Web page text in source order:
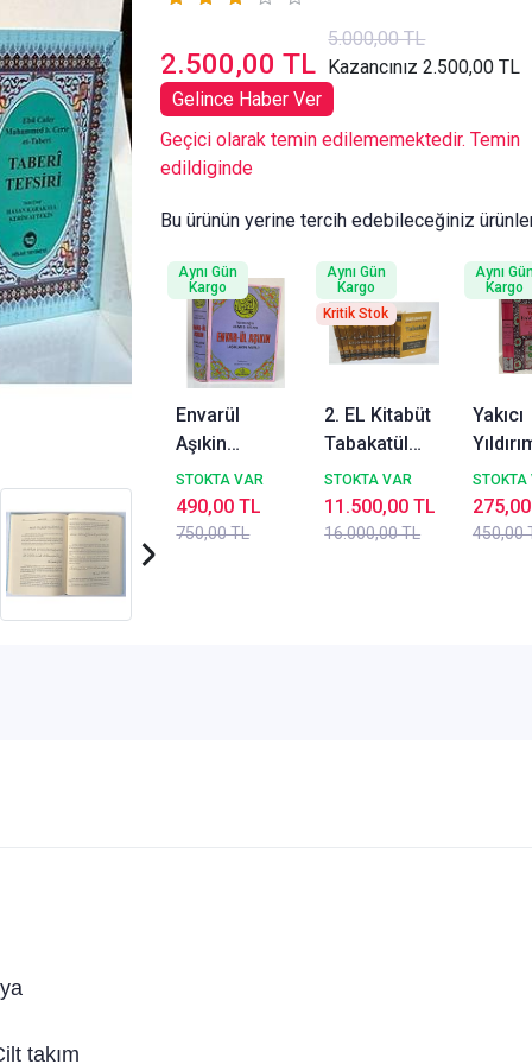
2.500,00 TL
5.000,00 TL
Kazancınız 2.500,00 TL
Gelince Haber Ver
Geçici olarak temin edilememektedir. Temin
edildiginde
Bu ürünün yerine tercih edebileceğiniz
Envarül
Aşıkin
Aşıkların
Nuru Y.
Ahmed
STOKTA VAR
750,00 TL
490,00 TL
Aynı Gün
Kargo
2. EL Kitabüt
Tabakatül
Kebir
Tabakat, İbn
Sad, 11 Cilt
STOKTA VAR
16.000,00 TL
11.500,00 TL
Aynı Gün
Kargo
Kritik Stok
Yakıcı
İbn
Bedir
STOKTA
450,00
Aynı
Kargo
takım